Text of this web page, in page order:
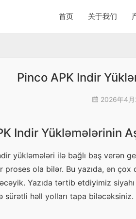
首页 关于我们
Pinco APK Indir
2026年4月
Indir Yükləmələrinin
yükləmələri ilə bağlı baş verən
proses ola bilər. Bu yazıda, ən çox
Yazıda tərtib etdiyimiz
sürətli həll yolları tapa biləcəksiniz.